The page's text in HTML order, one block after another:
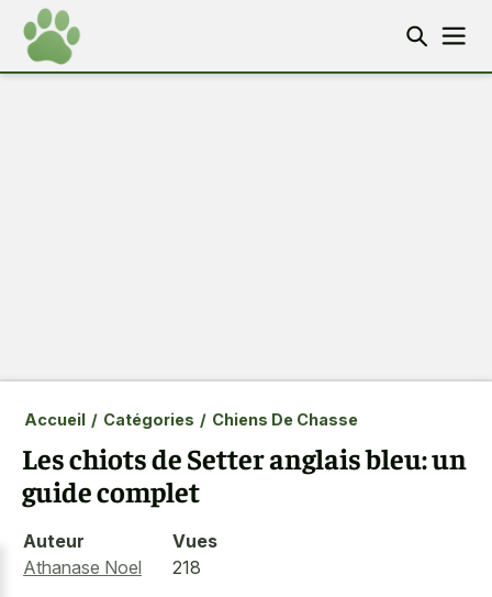
Accueil / Catégories / Chiens De Chasse
Les chiots de Setter anglais bleu: un
guide complet
Auteur
Athanase Noel
Vues
218